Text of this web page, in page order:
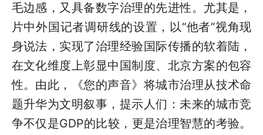
毛边感，又具备数字治理的先进性。尤其是，
片中外国记者调研线的设置，以“他者”视角现
身说法，实现了治理经验国际传播的软着陆，
在文化维度上彰显中国制度、北京方案的包容
性。由此，《您的声音》将城市治理从技术命
题升华为文明叙事，提示人们：未来的城市竞
争不仅是GDP的比较，更是治理智慧的考验。